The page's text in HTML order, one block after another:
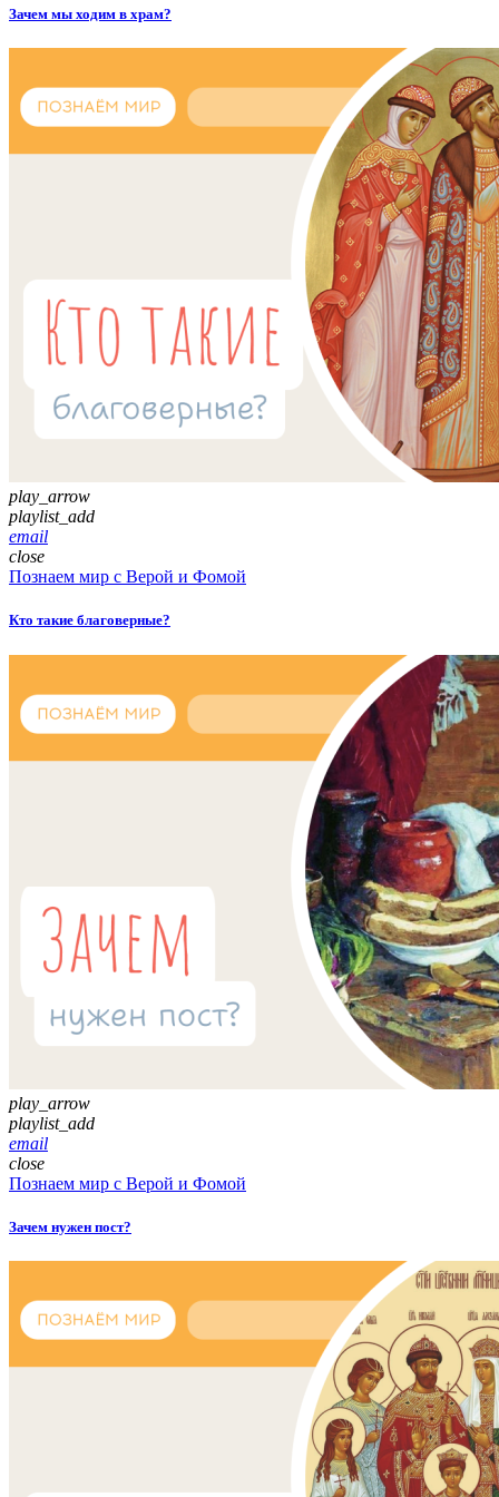
Зачем мы ходим в храм?
play_arrow
playlist_add
email
close
Познаем мир с Верой и Фомой
Кто такие благоверные?
play_arrow
playlist_add
email
close
Познаем мир с Верой и Фомой
Зачем нужен пост?